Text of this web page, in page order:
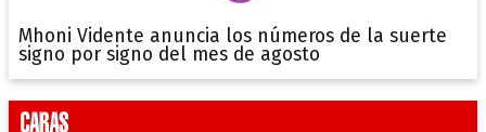
Mhoni Vidente anuncia los números de la suerte
signo por signo del mes de agosto